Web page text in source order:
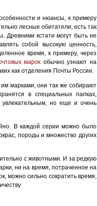
и нюансы, к примеру
лесные обитатели, есть так
Древними кстати могут быть не
собой высокую ценность,
время, к примеру, через
марок обычно узнают на
как отделения Почты России.
марками, они так же собирают
в специальных папках,
увлекательным, но еще и очень
В каждой серии можно было
породы и множество других
с животными. И за редкую
ни на время, потраченное на
можно сильно сократить время,